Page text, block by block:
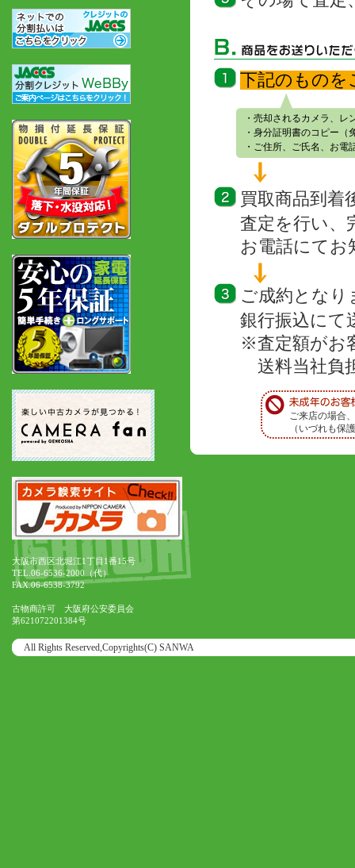
下記のものを
・売却されるカメラ、
・身分証明書のコピー
・ご住所、ご氏名、お
買取商品到着
査定を行い、
お電話にてお
ご成約となり
銀行振込にて
※査定額がお
送料当社負
ご来店の場合
（いづれも保
大阪市西区北堀江1丁目1番15号
TEL.06-6536-2000（代）
FAX.06-6538-3792
古物商許可 大阪府公安委員会
第621072201384号
All Rights Reserved,Copyrights(C) SANWA